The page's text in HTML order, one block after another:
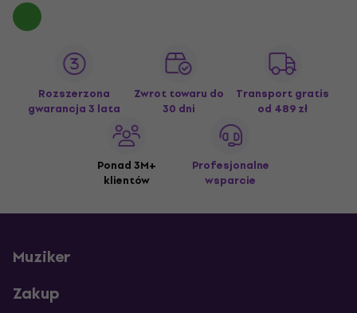
Rozszerzona
gwarancja 3 lata
Zwrot towaru do
30 dni
Transport gratis
od 489 zł
Ponad 3M+
klientów
Profesjonalne
wsparcie
Muziker
Zakup